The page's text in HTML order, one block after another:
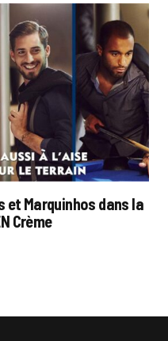
et Marquinhos dans la
Crème